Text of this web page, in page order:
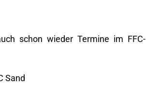
schon wieder Termine im FFC-
Sand